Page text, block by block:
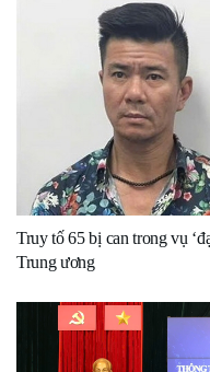
Truy tố 65 bị can trong vụ
Trung ương